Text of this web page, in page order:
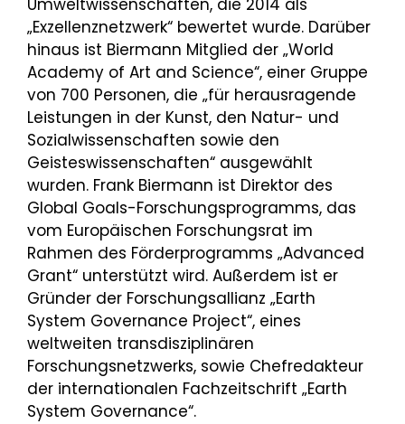
Umweltwissenschaften, die 2014 als
„Exzellenznetzwerk“ bewertet wurde. Darüber
hinaus ist Biermann Mitglied der „World
Academy of Art and Science“, einer Gruppe
von 700 Personen, die „für herausragende
Leistungen in der Kunst, den Natur- und
Sozialwissenschaften sowie den
Geisteswissenschaften“ ausgewählt
wurden. Frank Biermann ist Direktor des
Global Goals-Forschungsprogramms, das
vom Europäischen Forschungsrat im
Rahmen des Förderprogramms „Advanced
Grant“ unterstützt wird. Außerdem ist er
Gründer der Forschungsallianz „Earth
System Governance Project“, eines
weltweiten transdisziplinären
Forschungsnetzwerks, sowie Chefredakteur
der internationalen Fachzeitschrift „Earth
System Governance“.